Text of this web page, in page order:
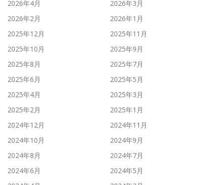
2026年4月
2026年3月
2026年2月
2026年1月
2025年12月
2025年11月
2025年10月
2025年9月
2025年8月
2025年7月
2025年6月
2025年5月
2025年4月
2025年3月
2025年2月
2025年1月
2024年12月
2024年11月
2024年10月
2024年9月
2024年8月
2024年7月
2024年6月
2024年5月